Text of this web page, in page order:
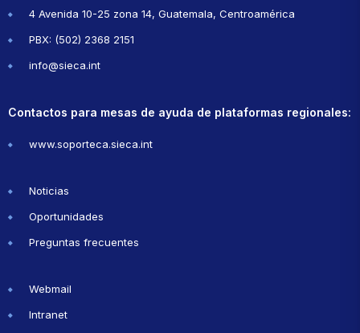
4 Avenida 10-25 zona 14, Guatemala, Centroamérica
PBX: (502) 2368 2151
info@sieca.int
Contactos para mesas de ayuda de plataformas regionales:
www.soporteca.sieca.int
Noticias
Oportunidades
Preguntas frecuentes
Webmail
Intranet